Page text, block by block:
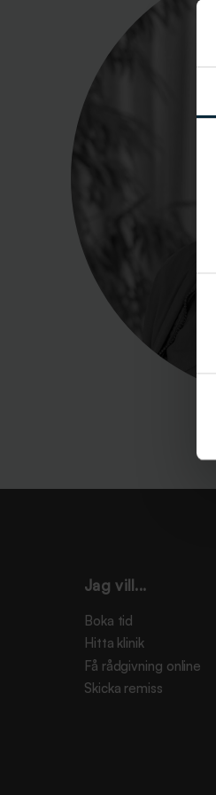
Jag vill...
Boka tid
Hitta klinik
Få rådgivning online
Skicka remiss